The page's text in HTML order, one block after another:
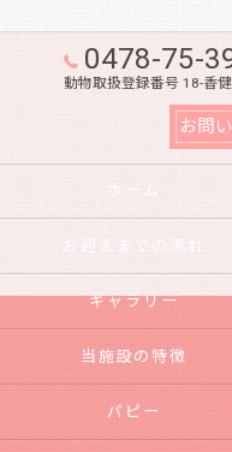
0478-75-
動物取扱登録番号 18-香
お問
ホーム
お迎えまでの流れ
ギャラリー
当施設の特徴
パピー